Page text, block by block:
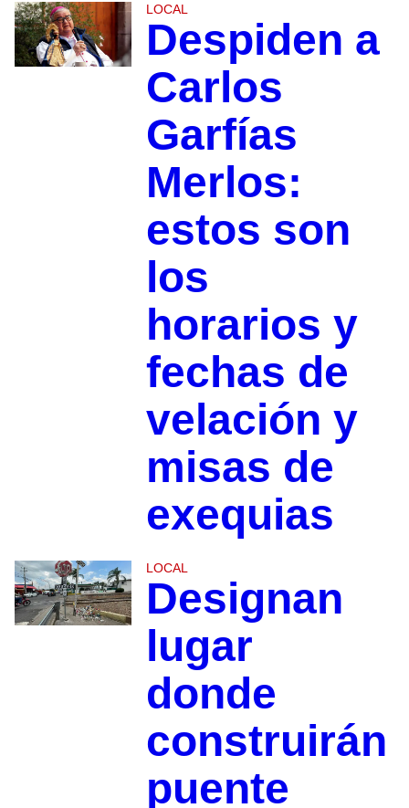
LOCAL
Despiden a
Carlos
Garfías
Merlos:
estos son
los
horarios y
fechas de
velación y
misas de
exequias
LOCAL
Designan
lugar
donde
construirán
puente